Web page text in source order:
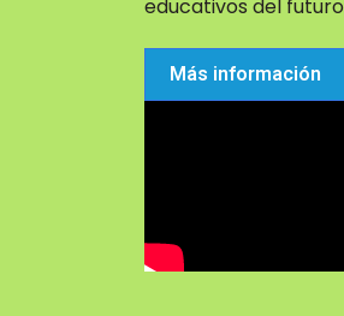
educativos del
Más información